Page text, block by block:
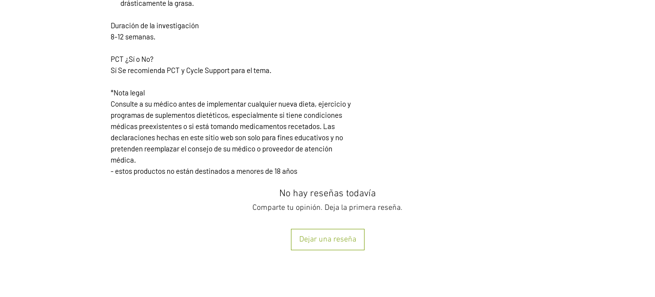
drásticamente la grasa.
Duración de la investigación
8-12 semanas.
PCT ¿Sí o No?
Sí Se recomienda PCT y Cycle Support para el tema.
*Nota legal
Consulte a su médico antes de implementar cualquier nueva dieta, ejercicio y
programas de suplementos dietéticos, especialmente si tiene condiciones
médicas preexistentes o si está tomando medicamentos recetados. Las
declaraciones hechas en este sitio web son solo para fines educativos y no
pretenden reemplazar el consejo de su médico o proveedor de atención
médica.
- estos productos no están destinados a menores de 18 años
No hay reseñas todavía
Comparte tu opinión. Deja la primera reseña.
Dejar una reseña